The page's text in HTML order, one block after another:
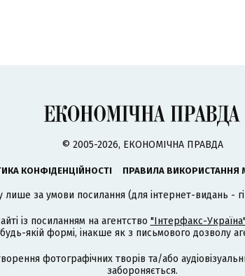
© 2005-2026, ЕКОНОМІЧНА ПРАВДА
КОНФІДЕНЦІЙНОСТІ ПРАВИЛА ВИКОРИСТАННЯ
лише за умови посилання (для інтернет-видань -
із посиланням на агентство "Інтерфакс-Україна"
якій формі, інакше як з письмового дозволу
фотографічних творів та/або
забороняється.